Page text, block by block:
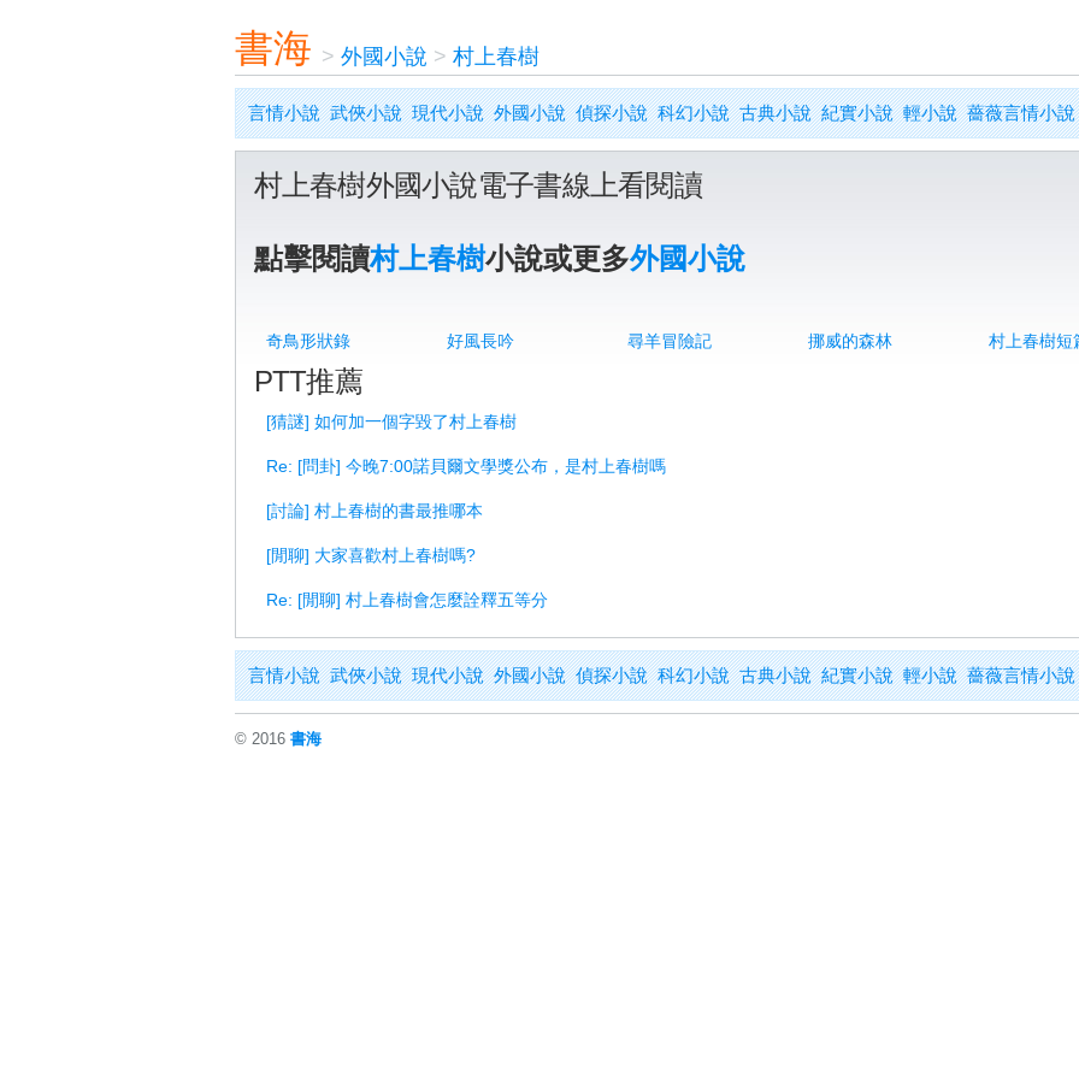
書海 > 外國小說 > 村上春樹
言情小說 武俠小說 現代小說 外國小說 偵探小說 科幻小說 古典小說 紀實小說 輕小說 薔薇言情小說
村上春樹外國小說電子書線上看閱讀
點擊閱讀村上春樹小說或更多外國小說
奇鳥形狀錄 好風長吟 尋羊冒險記 挪威的森林 村上春樹短
PTT推薦
[猜謎] 如何加一個字毀了村上春樹
Re: [問卦] 今晚7:00諾貝爾文學獎公布，是村上春樹嗎
[討論] 村上春樹的書最推哪本
[閒聊] 大家喜歡村上春樹嗎?
Re: [閒聊] 村上春樹會怎麼詮釋五等分
言情小說 武俠小說 現代小說 外國小說 偵探小說 科幻小說 古典小說 紀實小說 輕小說 薔薇言情小說
© 2016 書海